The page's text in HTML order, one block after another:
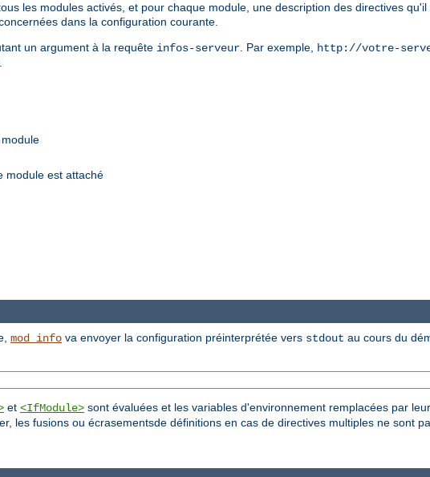
les modules activés, et pour chaque module, une description des directives
dans la configuration courante.
un argument à la requête infos-serveur. Par exemple, http://votre-
module est attaché
mod_info va envoyer la configuration préinterprétée vers stdout au cours du
et <IfModule> sont évaluées et les variables d'environnement remplacées par
les fusions ou écrasementsde définitions en cas de directives multiples ne sont